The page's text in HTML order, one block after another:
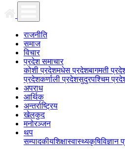
राजनीति
समाज
विचार
प्रदेश समाचार
कोशी प्रदेशमधेस प्रदेशबागमती
प्रदेशकर्णाली प्रदेशसुदुरपश्चिम
अपराध
आर्थिक
अन्तर्राष्ट्रिय
खेलकुद
मनोरञ्जन
थप
सम्पादकीयशिक्षास्वास्थ्यकृषिविज्ञान